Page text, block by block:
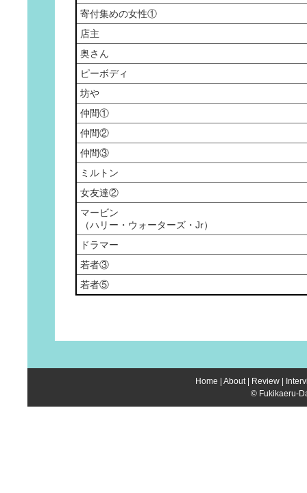
寄付集めの女性①
店主
奥さん
ピーボディ
坊や
仲間①
仲間②
仲間③
ミルトン
女友達②
マービン
（ハリー・ウォーターズ・Jr）
ドラマー
若者③
若者⑤
Home About| Review
© Fukikaeru-